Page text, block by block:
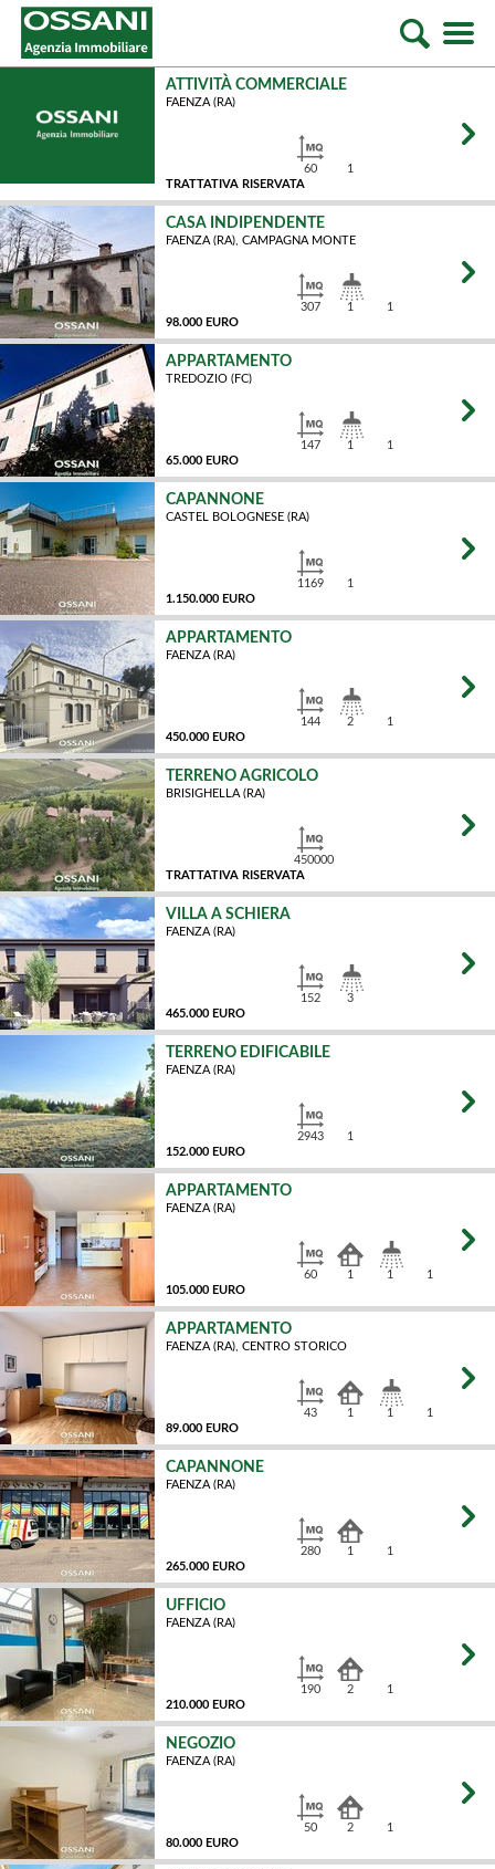
ATTIVITÀ COMMERCIALE
FAENZA (RA)
TRATTATIVA RISERVATA
60 1
CASA INDIPENDENTE
FAENZA (RA), CAMPAGNA MONTE
98.000 EURO
307 1 1
APPARTAMENTO
TREDOZIO (FC)
65.000 EURO
147
MQ
1 1
CAPANNONE
CASTEL BOLOGNESE (RA)
1.150.000 EURO
1169 1
APPARTAMENTO
FAENZA (RA)
450.000 EURO
144 2 1
TERRENO AGRICOLO
BRISIGHELLA (RA)
TRATTATIVA RISERVATA
450000
VILLA A SCHIERA
FAENZA (RA)
465.000 EURO
152 3
TERRENO EDIFICABILE
FAENZA (RA)
152.000 EURO
2943 1
APPARTAMENTO
FAENZA (RA)
105.000 EURO
60 1 1 1
APPARTAMENTO
FAENZA (RA), CENTRO STORICO
89.000 EURO
43 1 1 1
CAPANNONE
FAENZA (RA)
265.000 EURO
280 1 1
UFFICIO
FAENZA (RA)
210.000 EURO
190 2 1
NEGOZIO
FAENZA (RA)
80.000 EURO
50 2 1